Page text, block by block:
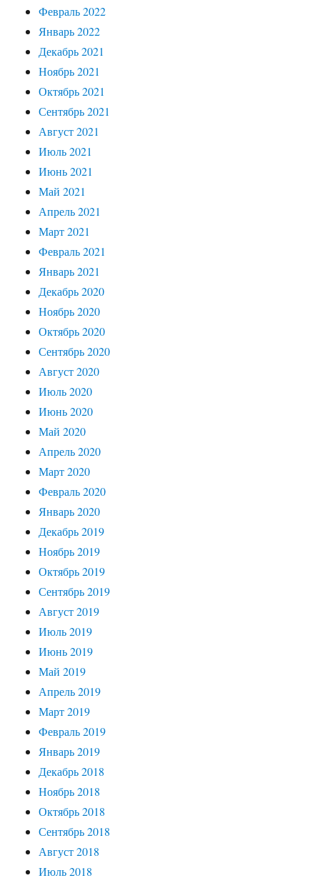
Февраль 2022
Январь 2022
Декабрь 2021
Ноябрь 2021
Октябрь 2021
Сентябрь 2021
Август 2021
Июль 2021
Июнь 2021
Май 2021
Апрель 2021
Март 2021
Февраль 2021
Январь 2021
Декабрь 2020
Ноябрь 2020
Октябрь 2020
Сентябрь 2020
Август 2020
Июль 2020
Июнь 2020
Май 2020
Апрель 2020
Март 2020
Февраль 2020
Январь 2020
Декабрь 2019
Ноябрь 2019
Октябрь 2019
Сентябрь 2019
Август 2019
Июль 2019
Июнь 2019
Май 2019
Апрель 2019
Март 2019
Февраль 2019
Январь 2019
Декабрь 2018
Ноябрь 2018
Октябрь 2018
Сентябрь 2018
Август 2018
Июль 2018